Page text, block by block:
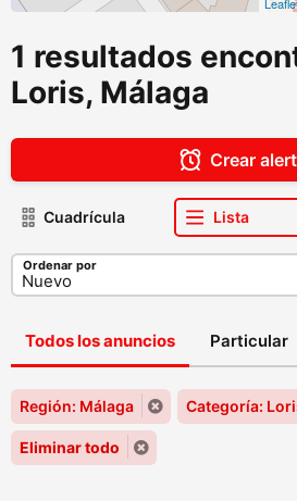
1 resultados
Loris, Málaga
Crear
Cuadrícula Lista
Ordenar por
Todos los anuncios Particular
Región: Málaga Categoría:
Eliminar todo